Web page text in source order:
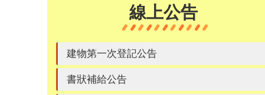
線上公告
建物第一次登記公告
書狀補給公告